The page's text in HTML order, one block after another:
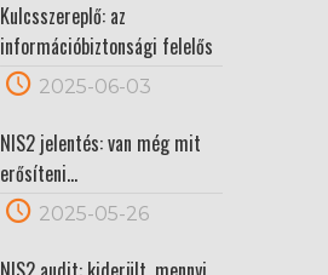
Kulcsszereplő: az
információbiztonsági felelős
2025-06-03
NIS2 jelentés: van még mit
erősíteni…
2025-05-26